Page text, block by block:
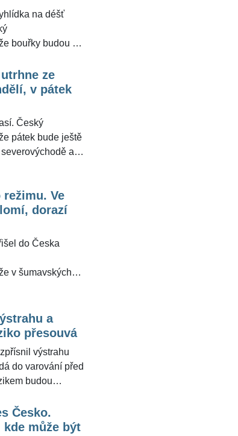
nejspíš
rozšíří přes
na déšť
bouřky budou v
V pátek hrozí
severu Čech, v
mohou objevit
z portálu
doplnili, že
závěru
v blízkosti
ze
v pátek
Český
pátek bude ještě
a
a teplejší
s deštěm a
začít tlačit
týdne mohou
Ve
dorazí
do Česka
v šumavských
pro
červencový
a výraznější
území
a
přesouvá
výstrahu
do varování před
budou
pro
přechází
Česko.
může být